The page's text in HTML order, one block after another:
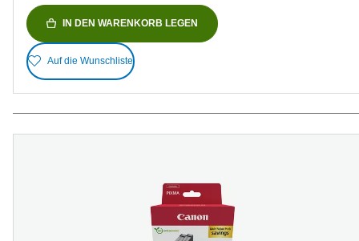
IN DEN WARENKORB LEGEN
Auf die Wunschliste